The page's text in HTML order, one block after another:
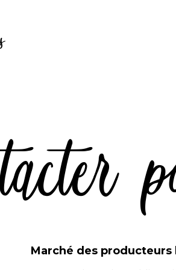
Marché des producteurs